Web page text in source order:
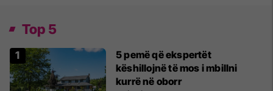
Top 5
5 pemë që ekspertët
këshillojnë të mos i mbillni
kurrë në oborr